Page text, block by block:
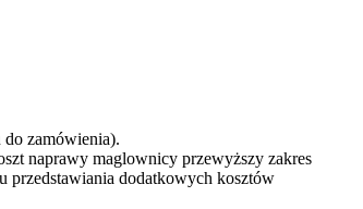
do zamówienia).
naprawy maglownicy przewyższy zakres
przedstawiania dodatkowych kosztów